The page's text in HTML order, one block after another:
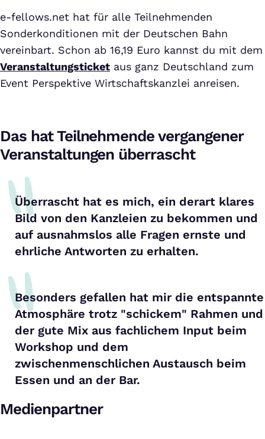
e-fellows.net hat für alle Teilnehmenden
Sonderkonditionen mit der Deutschen Bahn
vereinbart. Schon ab 16,19 Euro kannst du mit dem
Veranstaltungsticket aus ganz Deutschland zum
Event Perspektive Wirtschaftskanzlei anreisen.
Das hat Teilnehmende vergangener
Veranstaltungen überrascht
Überrascht hat es mich, ein derart klares
Bild von den Kanzleien zu bekommen und
auf ausnahmslos alle Fragen ernste und
ehrliche Antworten zu erhalten.
Besonders gefallen hat mir die entspannte
Atmosphäre trotz "schickem" Rahmen und
der gute Mix aus fachlichem Input beim
Workshop und dem
zwischenmenschlichen Austausch beim
Essen und an der Bar.
Medienpartner